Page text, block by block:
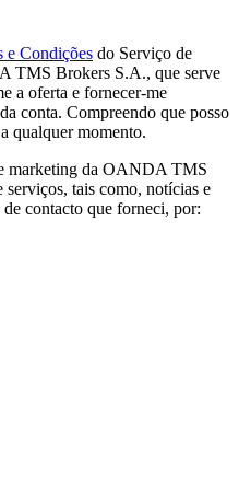
e Condições do Serviço de
TMS Brokers S.A., que serve
a oferta e fornecer-me
conta. Compreendo que posso
qualquer momento.
marketing da OANDA TMS
tais como, notícias e
contacto que forneci, por: